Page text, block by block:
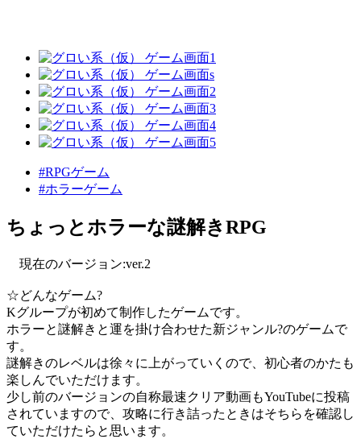
#RPGゲーム
#ホラーゲーム
ちょっとホラーな謎解きRPG
現在のバージョン:ver.2
☆どんなゲーム?
Kグループが初めて制作したゲームです。
ホラーと謎解きと運を掛け合わせた新ジャンル?のゲームで
す。
謎解きのレベルは徐々に上がっていくので、初心者のかたも
楽しんでいただけます。
少し前のバージョンの自称最速クリア動画もYouTubeに投稿
されていますので、攻略に行き詰ったときはそちらを確認し
ていただけたらと思います。